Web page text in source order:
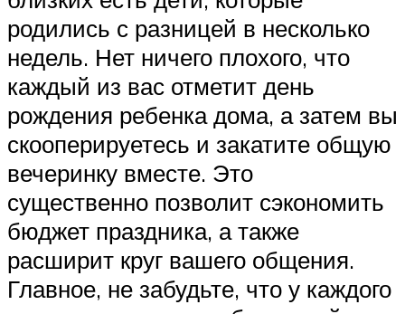
родились с разницей в несколько
недель. Нет ничего плохого, что
каждый из вас отметит день
рождения ребенка дома, а затем вы
скооперируетесь и закатите общую
вечеринку вместе. Это
существенно позволит сэкономить
бюджет праздника, а также
расширит круг вашего общения.
Главное, не забудьте, что у каждого